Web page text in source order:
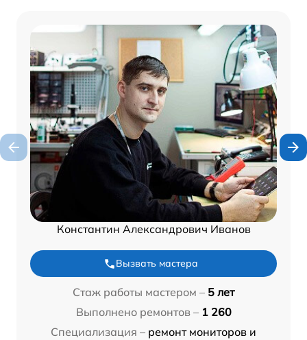
Константин Александрович Иванов
Вызвать мастера
Стаж работы мастером – 5 лет
Выполнено ремонтов – 1 260
Специализация – ремонт мониторов и